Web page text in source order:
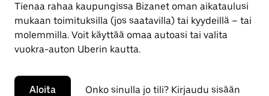
Tienaa rahaa kaupungissa Bizanet oman aikataulusi
mukaan toimituksilla (jos saatavilla) tai kyydeillä – tai
molemmilla. Voit käyttää omaa autoasi tai valita
vuokra-auton Uberin kautta.
Aloita Onko sinulla jo tili? Kirjaudu sisään